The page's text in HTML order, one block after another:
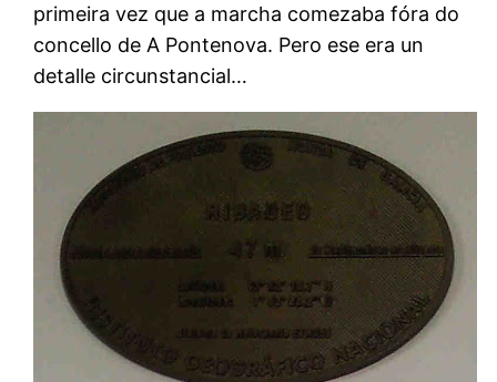
primeira vez que a marcha comezaba fóra do
concello de A Pontenova. Pero ese era un
detalle circunstancial…